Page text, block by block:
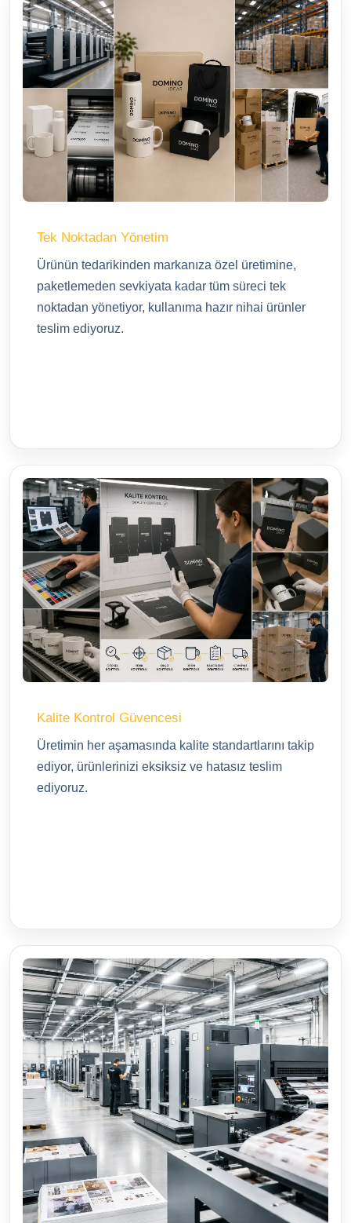
Tek Noktadan Yönetim
Ürünün tedarikinden markanıza özel üretimine,
paketlemeden sevkiyata kadar tüm süreci tek
noktadan yönetiyor, kullanıma hazır nihai ürünler
teslim ediyoruz.
Kalite Kontrol Güvencesi
Üretimin her aşamasında kalite standartlarını takip
ediyor, ürünlerinizi eksiksiz ve hatasız teslim
ediyoruz.